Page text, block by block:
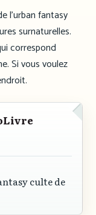
l’urban fantasy
surnaturelles.
correspond
Si vous voulez
culte de